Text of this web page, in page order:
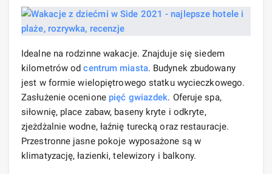
Idealne na rodzinne wakacje. Znajduje się siedem
kilometrów odcentrum miasta. Budynek zbudowany
jest w formie wielopiętrowego statku wycieczkowego.
Zasłużenie ocenione pięć gwiazdek. Oferuje spa,
siłownię, place zabaw, baseny kryte i odkryte,
zjeżdżalnie wodne, łaźnię turecką oraz restauracje.
Przestronne jasne pokoje wyposażone są w
klimatyzację, łazienki, telewizory i balkony.